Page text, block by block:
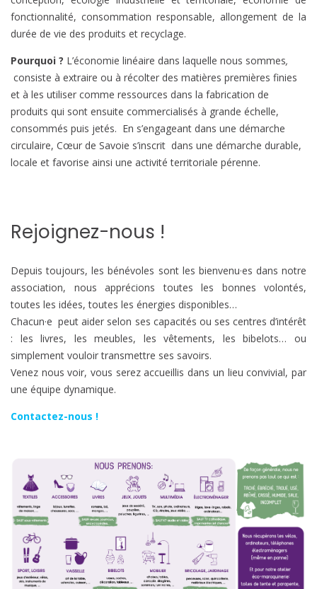
fonctionnalité, consommation responsable, allongement de la
durée de vie des produits et recyclage.
Pourquoi ? L’économie linéaire dans laquelle nous sommes,
consiste à extraire ou à récolter des matières premières finies
et à les utiliser comme ressources dans la fabrication de
produits qui sont ensuite commercialisés à grande échelle,
consommés puis jetés. En s’engageant dans une démarche
circulaire, Cœur de Savoie s’inscrit dans une démarche durable,
locale et favorise ainsi une activité territoriale pérenne.
Rejoignez-nous !
Depuis toujours, les bénévoles sont les bienvenu·es dans notre
association, nous apprécions toutes les bonnes volontés,
toutes les idées, toutes les énergies disponibles…
Chacun·e peut aider selon ses capacités ou ses centres d’intérêt
: les livres, les meubles, les vêtements, les bibelots… ou
simplement vouloir transmettre ses savoirs.
Venez nous voir, vous serez accueillis dans un lieu convivial, par
une équipe dynamique.
Contactez-nous !